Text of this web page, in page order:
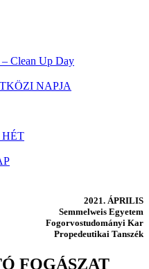
Clean Up Day
NAPJA
HÉT
2021. ÁPRILIS
Semmelweis Egyetem
Fogorvostudományi Kar
Propedeutikai Tanszék
FOGÁSZAT